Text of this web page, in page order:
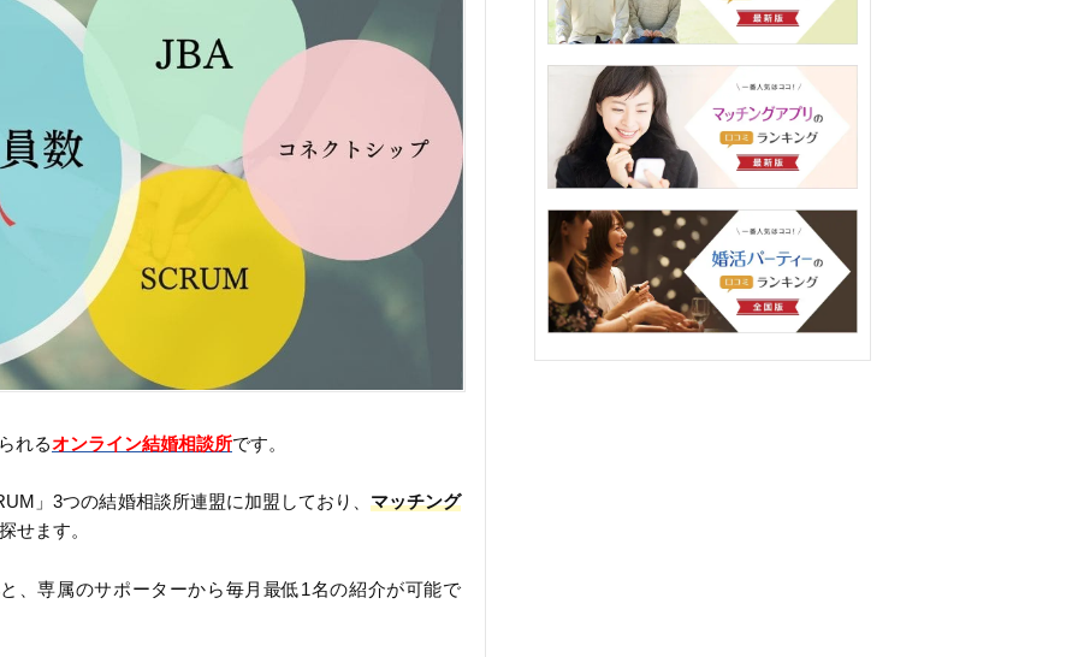
れるオンライン結婚相談所です。
」3つの結婚相談所連盟に加盟しており、 マッチング
せます。
と、専属のサポーターから毎月最低1名の紹介が可能で